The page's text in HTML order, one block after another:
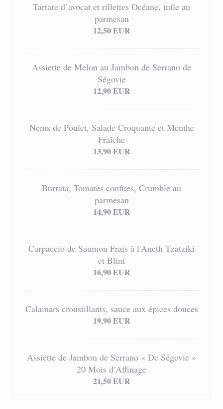
Tartare d’avocat et rillettes Océane, tuile au
parmesan
12,50 EUR
Assiette de Melon au Jambon de Serrano de
Ségovie
12,90 EUR
Nems de Poulet, Salade Croquante et Menthe
Fraîche
13,90 EUR
Burrata, Tomates confites, Crumble au
parmesan
14,90 EUR
Carpaccio de Saumon Frais à l'Aneth Tzatziki
et Blini
16,90 EUR
Calamars croustillants, sauce aux épices douces
19,90 EUR
Assiette de Jambon de Serrano « De Ségovie »
20 Mois d’Affinage
21,50 EUR